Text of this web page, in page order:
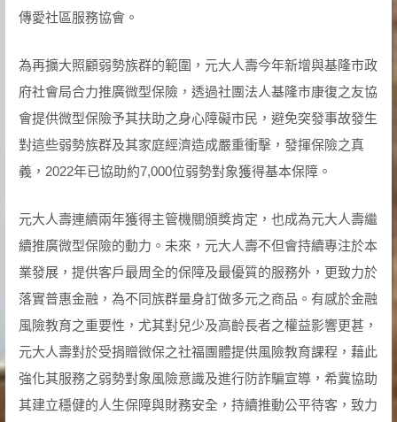
傳愛社區服務協會。
為再擴大照顧弱勢族群的範圍，元大人壽今年新增與基隆市政
府社會局合力推廣微型保險，透過社團法人基隆市康復之友協
會提供微型保險予其扶助之身心障礙市民，避免突發事故發生
對這些弱勢族群及其家庭經濟造成嚴重衝擊，發揮保險之真
義，2022年已協助約7,000位弱勢對象獲得基本保障。
元大人壽連續兩年獲得主管機關頒獎肯定，也成為元大人壽繼
續推廣微型保險的動力。未來，元大人壽不但會持續專注於本
業發展，提供客戶最周全的保障及最優質的服務外，更致力於
落實普惠金融，為不同族群量身訂做多元之商品。有感於金融
風險教育之重要性，尤其對兒少及高齡長者之權益影響更甚，
元大人壽對於受捐贈微保之社福團體提供風險教育課程，藉此
強化其服務之弱勢對象風險意識及進行防詐騙宣導，希冀協助
其建立穩健的人生保障與財務安全，持續推動公平待客，致力